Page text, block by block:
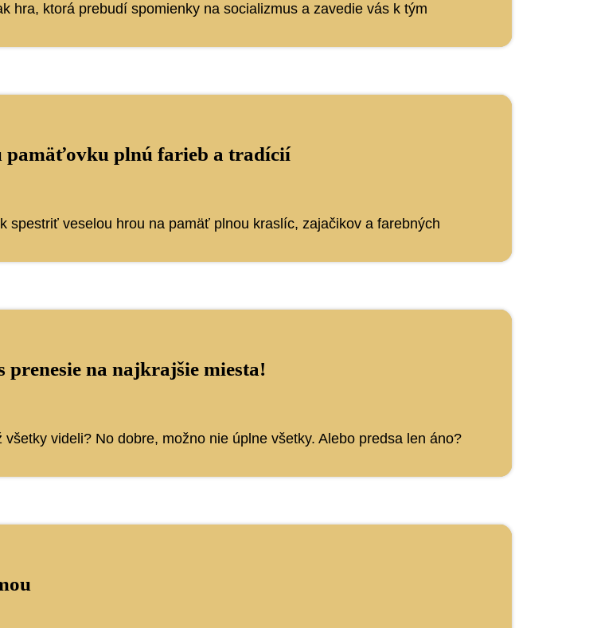
hra, ktorá prebudí spomienky na socializmus a zavedie vás k tým
pamäťovku plnú farieb a tradícií
spestriť veselou hrou na pamäť plnou kraslíc, zajačikov a farebných
prenesie na najkrajšie miesta!
videli? No dobre, možno nie úplne všetky. Alebo predsa len áno?